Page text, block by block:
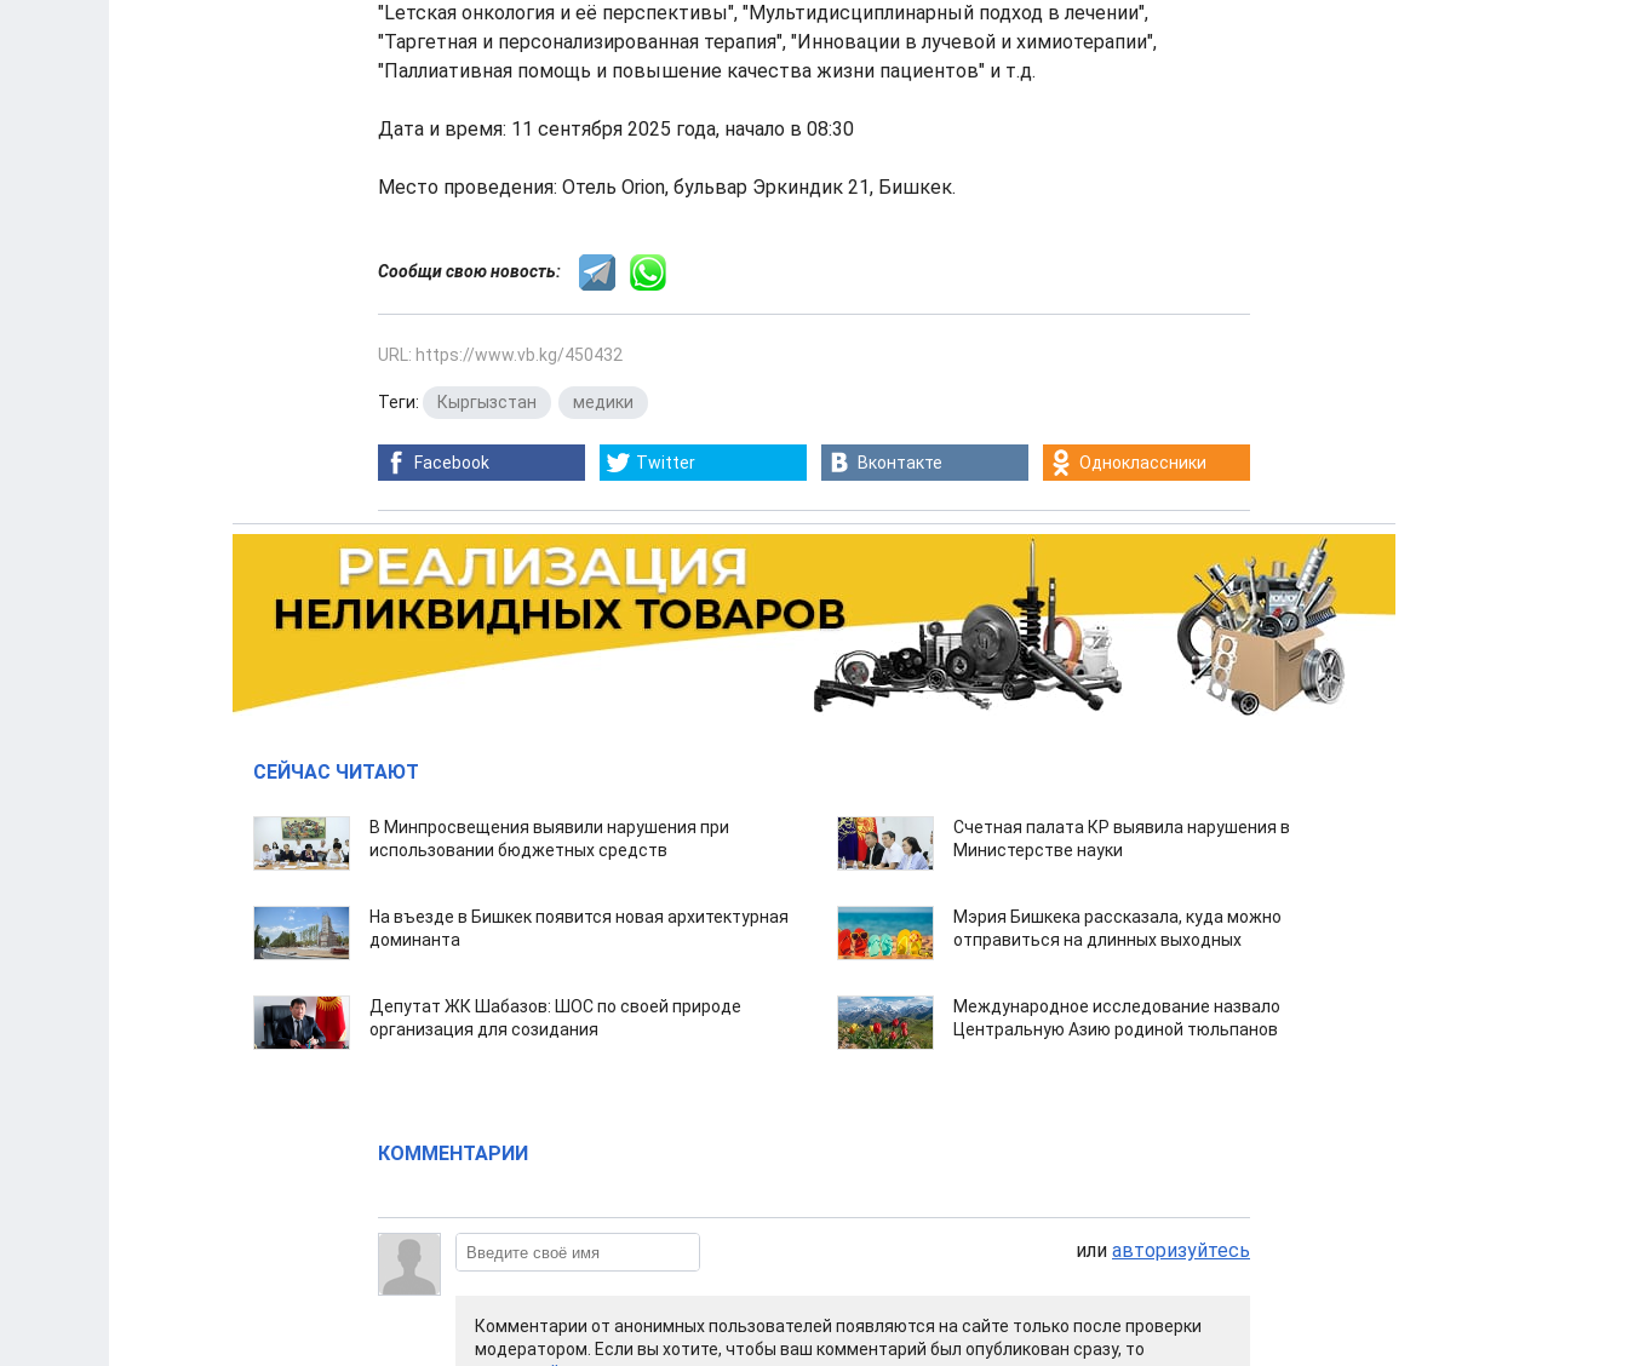
"Lетская онкология и её перспективы", "Мультидисциплинарный подход в лечении",
"Таргетная и персонализированная терапия", "Инновации в лучевой и химиотерапии",
"Паллиативная помощь и повышение качества жизни пациентов" и т.д.
Дата и время: 11 сентября 2025 года, начало в 08:30
Место проведения: Отель Orion, бульвар Эркиндик 21, Бишкек.
Сообщи свою новость:
URL: https://www.vb.kg/450432
Теги: Кыргызстан медики
Facebook Twitter Вконтакте Одноклассники
СЕЙЧАС ЧИТАЮТ
В Минпросвещения выявили нарушения при
использовании бюджетных средств
Счетная палата КР выявила нарушения в
Министерстве науки
На въезде в Бишкек появится новая архитектурная
доминанта
Мэрия Бишкека рассказала, куда можно
отправиться на длинных выходных
Депутат ЖК Шабазов: ШОС по своей природе
организация для созидания
Международное исследование назвало
Центральную Азию родиной тюльпанов
КОММЕНТАРИИ
или авторизуйтесь
Комментарии от анонимных пользователей появляются на сайте только после проверки
модератором. Если вы хотите, чтобы ваш комментарий был опубликован сразу, то